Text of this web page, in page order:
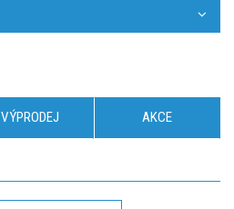
VÝPRODEJ AKCE